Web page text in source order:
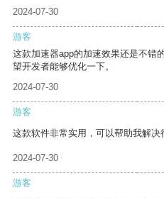
2024-07-30
游客
这款加速器app的加速效果还是不错
望开发者能够优化一下。
2024-07-30
游客
这款软件非常实用，可以帮助我解决
2024-07-30
游客